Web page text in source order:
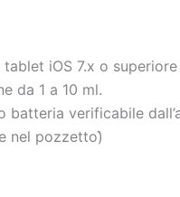
iOS 7.x o
da 1 a 10 ml.
batteria verificabile
nel pozzetto)̀